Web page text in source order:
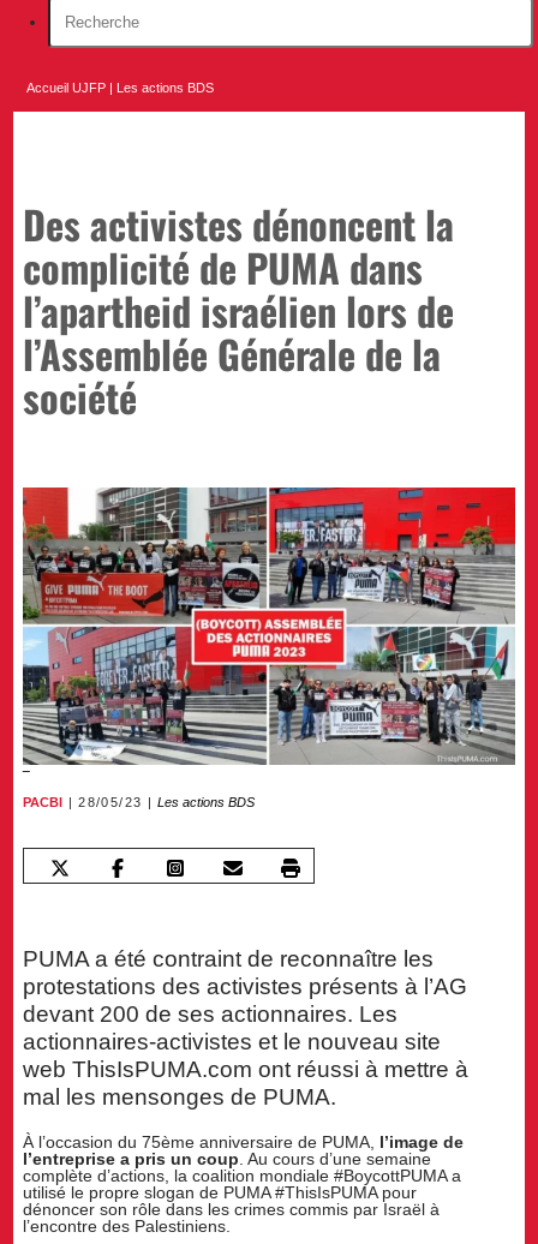
Accueil UJFP Les actions BDS
Des activistes dénoncent la
complicité de PUMA dans
l’apartheid israélien lors de
l’Assemblée Générale de la
société
PACBI 28/05/23 Les actions BDS
PUMA a été contraint de reconnaître les
protestations des activistes présents à l’AG
devant 200 de ses actionnaires. Les
actionnaires-activistes et le nouveau site
web ThisIsPUMA.com ont réussi à mettre à
mal les mensonges de PUMA.
À l’occasion du 75ème anniversaire de PUMA, l’image de
l’entreprise a pris un coup. Au cours d’une semaine
complète d’actions, la coalition mondiale #BoycottPUMA a
utilisé le propre slogan de PUMA #ThisIsPUMA pour
dénoncer son rôle dans les crimes commis par Israël à
l’encontre des Palestiniens.